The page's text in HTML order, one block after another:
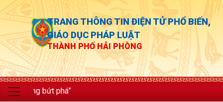
TRANG THÔNG TIN ĐIỆN TỬ PHỔ BIẾN,
GIÁO DỤC PHÁP LUẬT
THÀNH PHỐ HẢI PHÒNG
bứt phá”